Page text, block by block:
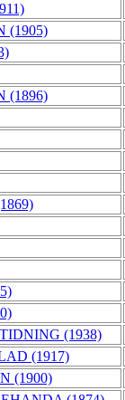
(1905)
(1896)
(1938)
(1917)
(1900)